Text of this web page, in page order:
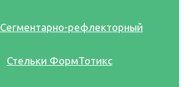
Сегментарно-рефлекторный
Стельки ФормТотикс